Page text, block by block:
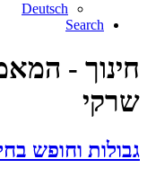
Deutsch
Search
חינוך -
שרקי
גבולות וחופש